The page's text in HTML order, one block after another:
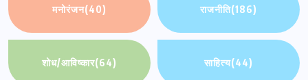
मनोरंजन(40) राजनीति(186)
शोध/आविष्कार(64) साहित्य(44)